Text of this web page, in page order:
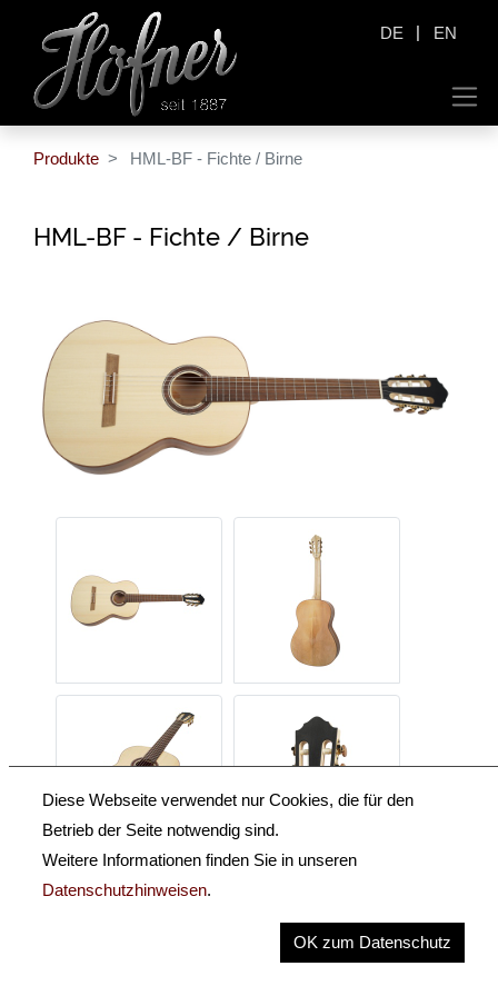
DE | EN
Produkte HML-BF - Fichte / Birne
HML-BF - Fichte / Birne
Diese Webseite verwendet nur Cookies, die für den
Betrieb der Seite notwendig sind.
Weitere Informationen finden Sie in unseren
Datenschutzhinweisen.
OK zum Datenschutz